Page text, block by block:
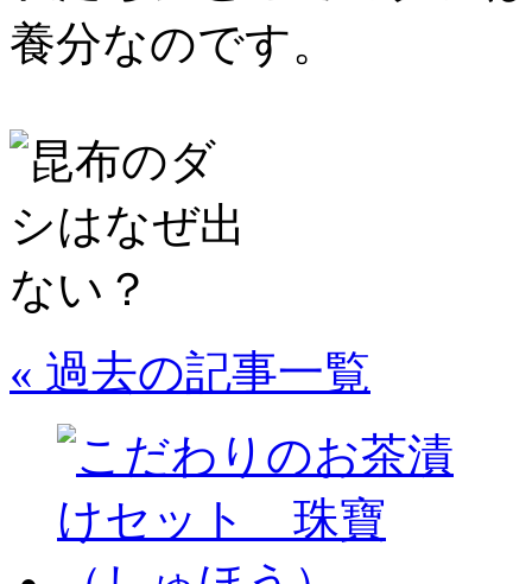
養分なのです。
« 過去の記事一覧